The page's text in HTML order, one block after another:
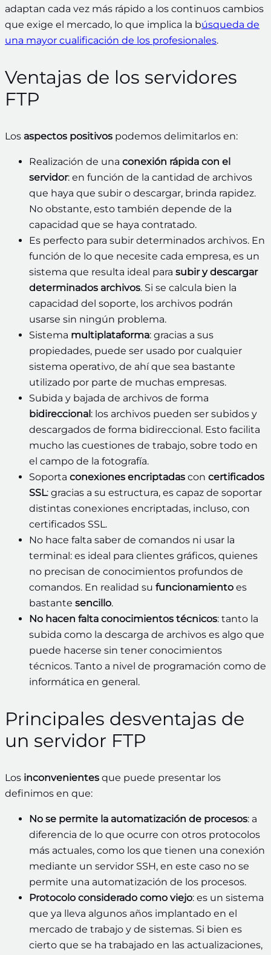
adaptan cada vez más rápido a los continuos cambios
que exige el mercado, lo que implica la búsqueda de
una mayor cualificación de los profesionales.
Ventajas de los servidores
FTP
Los aspectos positivos podemos delimitarlos en:
Realización de una conexión rápida con el
servidor: en función de la cantidad de archivos
que haya que subir o descargar, brinda rapidez.
No obstante, esto también depende de la
capacidad que se haya contratado.
Es perfecto para subir determinados archivos. En
función de lo que necesite cada empresa, es un
sistema que resulta ideal para subir y descargar
determinados archivos. Si se calcula bien la
capacidad del soporte, los archivos podrán
usarse sin ningún problema.
Sistema multiplataforma: gracias a sus
propiedades, puede ser usado por cualquier
sistema operativo, de ahí que sea bastante
utilizado por parte de muchas empresas.
Subida y bajada de archivos de forma
bidireccional: los archivos pueden ser subidos y
descargados de forma bidireccional. Esto facilita
mucho las cuestiones de trabajo, sobre todo en
el campo de la fotografía.
Soporta conexiones encriptadas con certificados
SSL: gracias a su estructura, es capaz de soportar
distintas conexiones encriptadas, incluso, con
certificados SSL.
No hace falta saber de comandos ni usar la
terminal: es ideal para clientes gráficos, quienes
no precisan de conocimientos profundos de
comandos. En realidad su funcionamiento es
bastante sencillo.
No hacen falta conocimientos técnicos: tanto la
subida como la descarga de archivos es algo que
puede hacerse sin tener conocimientos
técnicos. Tanto a nivel de programación como de
informática en general.
Principales desventajas de
un servidor FTP
Los inconvenientes que puede presentar los
definimos en que:
No se permite la automatización de procesos: a
diferencia de lo que ocurre con otros protocolos
más actuales, como los que tienen una conexión
mediante un servidor SSH, en este caso no se
permite una automatización de los procesos.
Protocolo considerado como viejo: es un sistema
que ya lleva algunos años implantado en el
mercado de trabajo y de sistemas. Si bien es
cierto que se ha trabajado en las actualizaciones,